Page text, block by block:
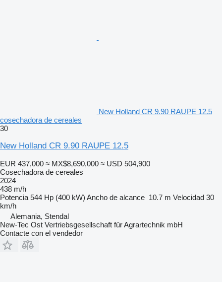
New Holland CR 9.90 RAUPE 12.5
cosechadora de cereales
30
New Holland CR 9.90 RAUPE 12.5
EUR 437,000 ≈ MX$8,690,000 ≈ USD 504,900
Cosechadora de cereales
2024
438 m/h
Potencia 544 Hp (400 kW) Ancho de alcance 10.7 m Velocidad 30
km/h
Alemania, Stendal
New-Tec Ost Vertriebsgesellschaft für Agrartechnik mbH
Contacte con el vendedor